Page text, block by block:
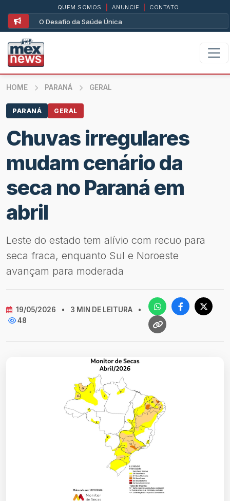
O Desafio da Saúde Única
QUEM SOMOS ANUNCIE CONTATO
HOME PARANÁ GERAL
PARANÁ GERAL
Chuvas irregulares
mudam cenário da
seca no Paraná em
abril
Leste do estado tem alívio com recuo para
seca fraca, enquanto Sul e Noroeste
avançam para moderada
19/05/2026 • 3 MIN DE LEITURA
•
48